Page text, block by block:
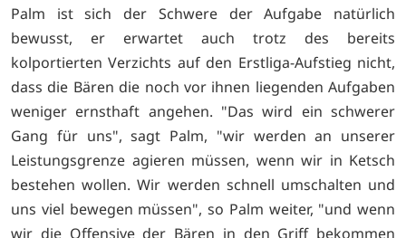
Palm ist sich der Schwere der Aufgabe natürlich
bewusst, er erwartet auch trotz des bereits
kolportierten Verzichts auf den Erstliga-Aufstieg nicht,
dass die Bären die noch vor ihnen liegenden Aufgaben
weniger ernsthaft angehen. "Das wird ein schwerer
Gang für uns", sagt Palm, "wir werden an unserer
Leistungsgrenze agieren müssen, wenn wir in Ketsch
bestehen wollen. Wir werden schnell umschalten und
uns viel bewegen müssen", so Palm weiter, "und wenn
wir die Offensive der Bären in den Griff bekommen